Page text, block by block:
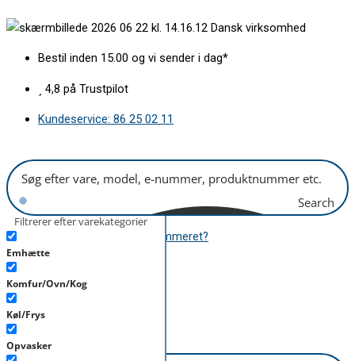
til
Dansk virksomhed
Bestil inden 15.00 og vi sender i dag*
4,8 på Trustpilot
Kundeservice: 86 25 02 11
Search
Filtrerer efter varekategorier
Emhætte
Komfur/Ovn/Kog
Køl/Frys
Opvasker
Hvor finder jeg modelnummeret?
kr.0,00 0 Kurv
B2B
kr.0,00
L337xB282mm